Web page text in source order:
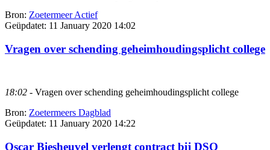
Bron: Zoetermeer Actief
Geüpdatet: 11 January 2020 14:02
Vragen over schending geheimhoudingsplicht college
18:02 - Vragen over schending geheimhoudingsplicht college
Bron: Zoetermeers Dagblad
Geüpdatet: 11 January 2020 14:22
Oscar Biesheuvel verlengt contract bij DSO